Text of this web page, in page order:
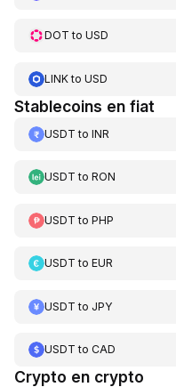
DOT to USD
LINKto USD
Stablecoins en fiat
USDT to INR
USDT to RON
USDT to PHP
USDT to EUR
USDT to JPY
USDT to CAD
Crypto en crypto